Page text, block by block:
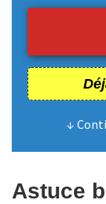
↓
Astuce